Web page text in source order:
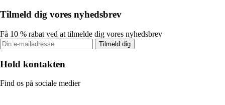
Tilmeld dig vores nyhedsbrev
Få 10 % rabat ved at tilmelde dig vores nyhedsbrev
Tilmeld dig
Hold kontakten
Find os på sociale medier